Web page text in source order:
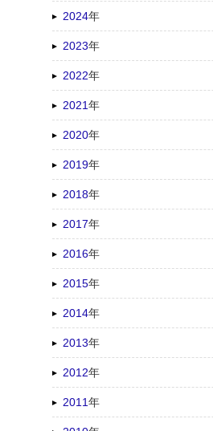
2024年
2023年
2022年
2021年
2020年
2019年
2018年
2017年
2016年
2015年
2014年
2013年
2012年
2011年